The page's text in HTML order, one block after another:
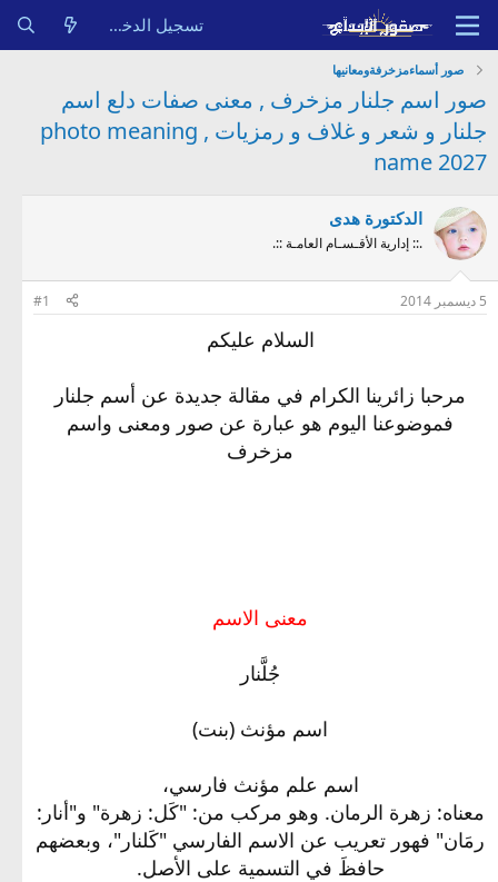
تسجيل الدخول
صور أسماءمزخرفةومعانيها
صور اسم جلنار مزخرف , معنى صفات دلع اسم
جلنار و شعر و غلاف و رمزيات , photo meaning
name 2027
الدكتورة هدى
.:: إدارية الأقـسـام العامـة ::.
5 ديسمبر 2014 #1
السلام عليكم
مرحبا زائرينا الكرام في مقالة جديدة عن أسم جلنار
فموضوعنا اليوم هو عبارة عن صور ومعنى واسم
مزخرف
معنى الاسم
جُلَّنار
اسم مؤنث (بنت)
اسم علم مؤنث فارسي،
معناه: زهرة الرمان. وهو مركب من: "كَل: زهرة" و"أنار:
رمَان" فهور تعريب عن الاسم الفارسي "كَلنار"، وبعضهم
حافظَ في التسمية على الأصل.